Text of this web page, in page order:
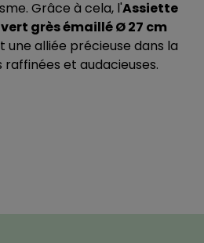
Grâce à cela, l'Assiette
grès émaillé Ø 27 cm
une alliée précieuse dans la
et audacieuses.